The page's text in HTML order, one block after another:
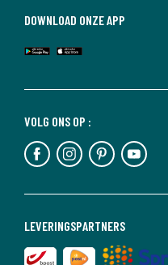
LEVERINGSPARTNERS
VOLG ONS OP :
DOWNLOAD ONZE APP